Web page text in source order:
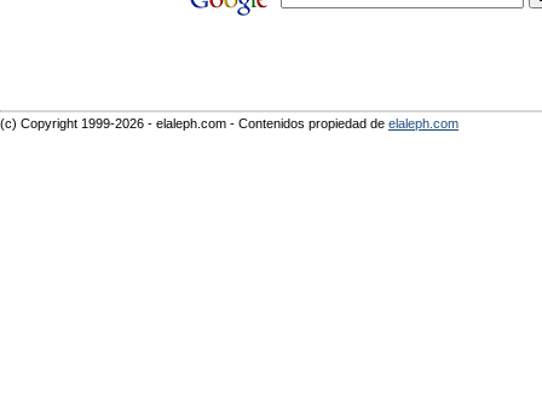
(c) Copyright 1999-2026 - elaleph.com - Contenidos propiedad de elaleph.com